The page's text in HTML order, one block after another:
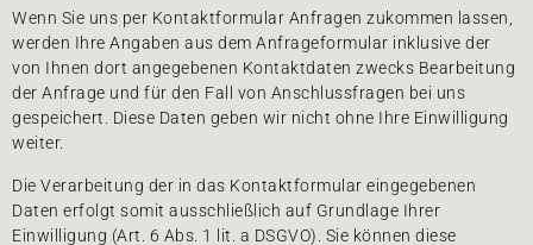
Wenn Sie uns per Kontaktformular Anfragen zukommen lassen,
werden Ihre Angaben aus dem Anfrageformular inklusive der
von Ihnen dort angegebenen Kontaktdaten zwecks Bearbeitung
der Anfrage und für den Fall von Anschlussfragen bei uns
gespeichert. Diese Daten geben wir nicht ohne Ihre Einwilligung
weiter.
Die Verarbeitung der in das Kontaktformular eingegebenen
Daten erfolgt somit ausschließlich auf Grundlage Ihrer
Einwilligung (Art. 6 Abs. 1 lit. a DSGVO). Sie können diese